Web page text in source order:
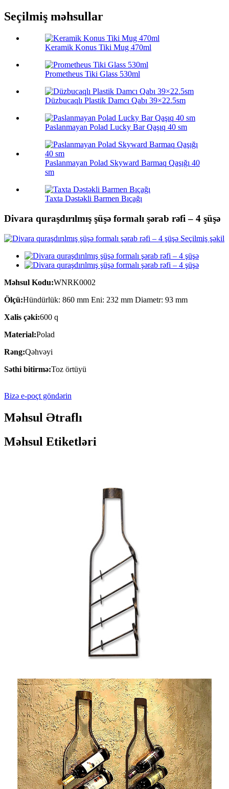
Seçilmiş məhsullar
Keramik Konus Tiki Mug 470ml
Prometheus Tiki Glass 530ml
Düzbucaqlı Plastik Damcı Qabı 39×22.5sm
Paslanmayan Polad Lucky Bar Qaşıq 40 sm
Paslanmayan Polad Skyward Barmaq Qaşığı 40
sm
Taxta Dəstəkli Barmen Bıçağı
Divara quraşdırılmış şüşə formalı şərab rəfi – 4 şüşə
Məhsul Kodu:WNRK0002
Ölçü:Hündürlük: 860 mm Eni: 232 mm Diametr: 93 mm
Xalis çəki:600 q
Material:Polad
Rəng:Qəhvəyi
Səthi bitirmə:Toz örtüyü
Bizə e-poçt göndərin
Məhsul Ətraflı
Məhsul Etiketləri